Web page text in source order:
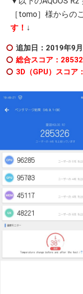
［tomo］様からの
す！ ↓
追加日：2019年9
総合スコア：
3D（GPU）スコア